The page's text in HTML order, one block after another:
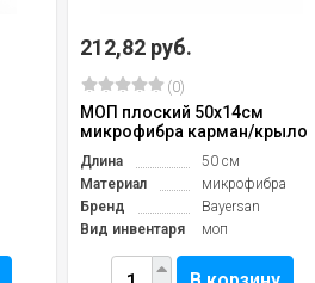
212,82 руб.
(0)
МОП плоский 50х14см
микрофибра карман/крыло
Длина
50 см
Материал
микрофибра
Бренд
Bayersan
Вид инвентаря
моп